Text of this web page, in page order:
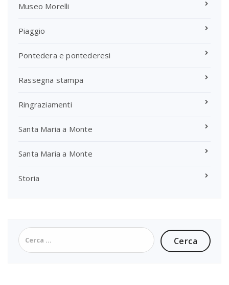
Museo Morelli
Piaggio
Pontedera e pontederesi
Rassegna stampa
Ringraziamenti
Santa Maria a Monte
Santa Maria a Monte
Storia
Ricerca
per: